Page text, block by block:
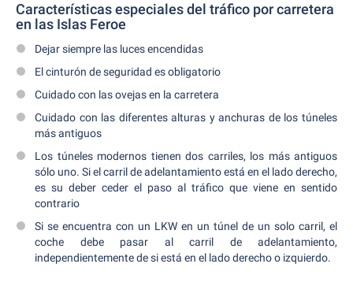
Características especiales del tráfico por carretera
en las Islas Feroe
Dejar siempre las luces encendidas
El cinturón de seguridad es obligatorio
Cuidado con las ovejas en la carretera
Cuidado con las diferentes alturas y anchuras de los túneles
más antiguos
Los túneles modernos tienen dos carriles, los más antiguos
sólo uno. Si el carril de adelantamiento está en el lado derecho,
es su deber ceder el paso al tráfico que viene en sentido
contrario
Si se encuentra con un LKW en un túnel de un solo carril, el
coche debe pasar al carril de adelantamiento,
independientemente de si está en el lado derecho o izquierdo.